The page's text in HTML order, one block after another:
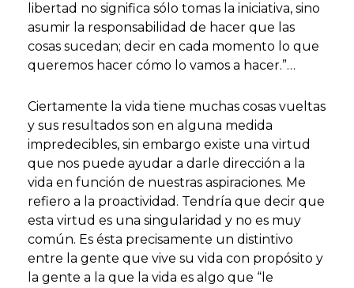
libertad no significa sólo tomas la iniciativa, sino
asumir la responsabilidad de hacer que las
cosas sucedan; decir en cada momento lo que
queremos hacer cómo lo vamos a hacer.”…
Ciertamente la vida tiene muchas cosas vueltas
y sus resultados son en alguna medida
impredecibles, sin embargo existe una virtud
que nos puede ayudar a darle dirección a la
vida en función de nuestras aspiraciones. Me
refiero a la proactividad. Tendría que decir que
esta virtud es una singularidad y no es muy
común. Es ésta precisamente un distintivo
entre la gente que vive su vida con propósito y
la gente a la que la vida es algo que “le